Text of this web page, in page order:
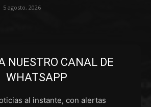
5 agosto, 2026
NUESTRO CANAL DE
WHATSAPP
al instante, con alertas